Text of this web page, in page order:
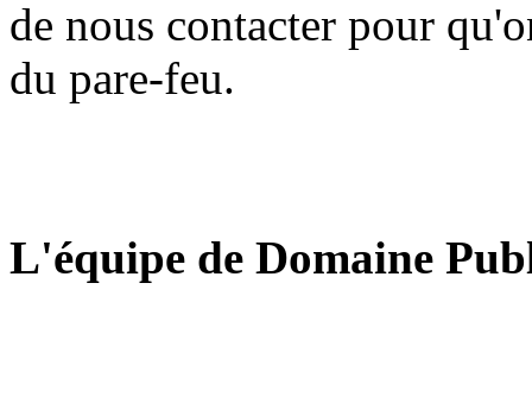
de nous contacter pour
du pare-feu.
L'équipe de Domaine